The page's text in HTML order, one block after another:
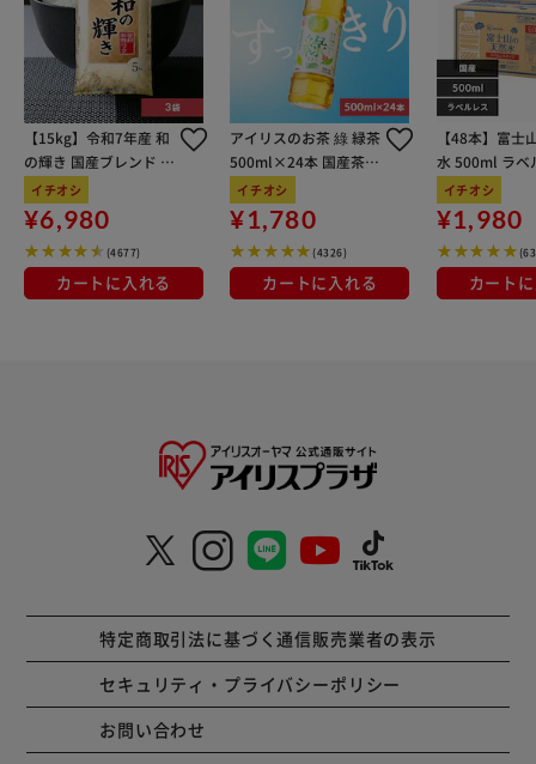
【15kg】令和7年産 和
の輝き 国産ブレンド 5
kg×3袋
イチオシ
¥6,980
(4677)
カートに入れる
アイリスのお茶 綠 緑茶
500ml×24本 国産茶葉
100％使用
イチオシ
¥1,780
(4326)
カートに入れる
【48本】富士
水 500ml ラベ
イチオシ
¥1,980
カート
特定商取引法に基づく通信販売業者の表示
セキュリティ・プライバシーポリシー
お問い合わせ